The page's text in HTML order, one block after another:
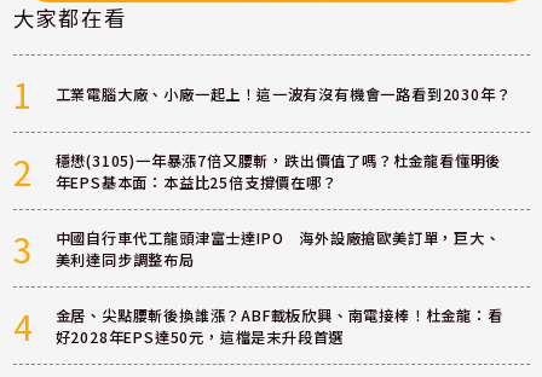
大家都在看
1 工業電腦大廠、小廠一起上！這一波有沒有機會一路看到2030年？
2
穩懋(3105)一年暴漲7倍又腰斬，跌出價值了嗎？杜金龍看懂明後
年EPS基本面：本益比25倍支撐價在哪？
3
中國自行車代工龍頭津富士達IPO 海外設廠搶歐美訂單，巨大、
美利達同步調整布局
4
金居、尖點腰斬後換誰漲？ABF載板欣興、南電接棒！杜金龍：看
好2028年EPS達50元，這檔是末升段首選